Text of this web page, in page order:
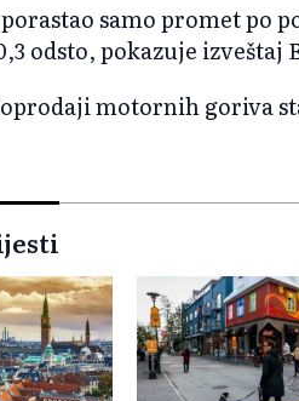
samo promet po
odsto, pokazuje izveštaj
motornih goriva